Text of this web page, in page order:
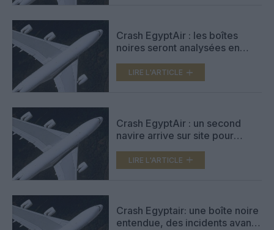
Crash EgyptAir : les boîtes
noires seront analysées en
LIRE L'ARTICLE
Crash EgyptAir : un second
navire arrive sur site pour
LIRE L'ARTICLE
Crash Egyptair: une boîte noire
entendue, des incidents avant